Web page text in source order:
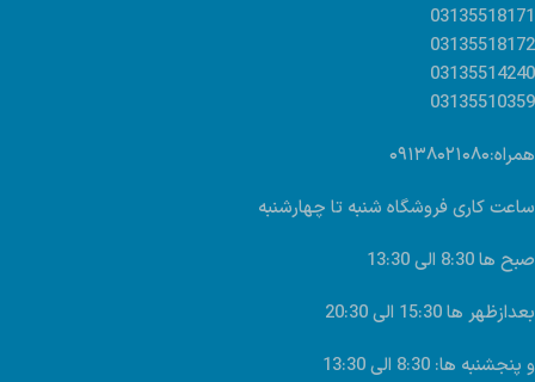
03135518171
03135518172
03135514240
03135510359
همراه:۰۹۱۳۸۰۲۱۰۸۰
ساعت کاری فروشگاه شنبه تا چهارشنبه
صبح ها 8:30 الی 13:30
بعدازظهر ها 15:30 الی 20:30
و پنجشنبه ها: 8:30 الی 13:30